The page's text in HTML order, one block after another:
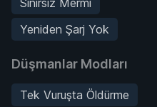
Yeniden Şarj Yok
Düşmanlar Modları
Tek Vuruşta Öldürme